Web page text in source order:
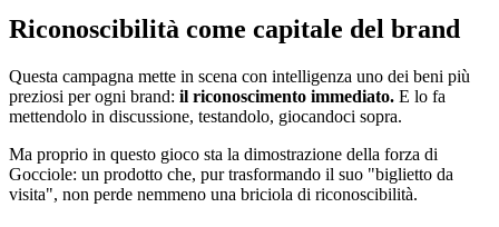
Riconoscibilità come capitale del brand
Questa campagna mette in scena con intelligenza uno dei beni più
preziosi per ogni brand: il riconoscimento immediato. E lo fa
mettendolo in discussione, testandolo, giocandoci sopra.
Ma proprio in questo gioco sta la dimostrazione della forza di
Gocciole: un prodotto che, pur trasformando il suo "biglietto da
visita", non perde nemmeno una briciola di riconoscibilità.